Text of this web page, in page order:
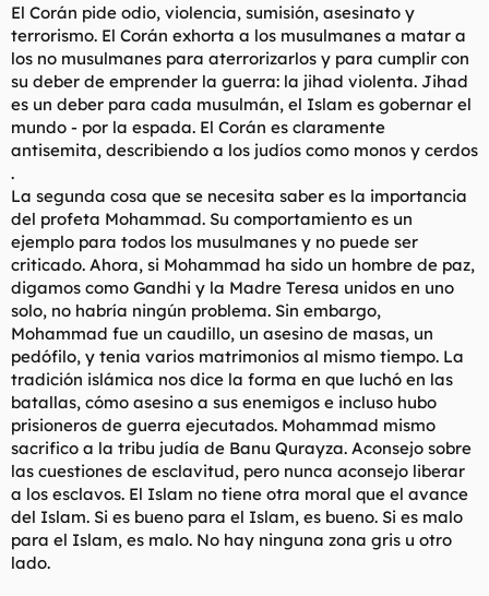
El Corán pide odio, violencia, sumisión, asesinato y
terrorismo. El Corán exhorta a los musulmanes a matar a
los no musulmanes para aterrorizarlos y para cumplir con
su deber de emprender la guerra: la jihad violenta. Jihad
es un deber para cada musulmán, el Islam es gobernar el
mundo - por la espada. El Corán es claramente
antisemita, describiendo a los judíos como monos y cerdos
.
La segunda cosa que se necesita saber es la importancia
del profeta Mohammad. Su comportamiento es un
ejemplo para todos los musulmanes y no puede ser
criticado. Ahora, si Mohammad ha sido un hombre de paz,
digamos como Gandhi y la Madre Teresa unidos en uno
solo, no habría ningún problema. Sin embargo,
Mohammad fue un caudillo, un asesino de masas, un
pedófilo, y tenia varios matrimonios al mismo tiempo. La
tradición islámica nos dice la forma en que luchó en las
batallas, cómo asesino a sus enemigos e incluso hubo
prisioneros de guerra ejecutados. Mohammad mismo
sacrifico a la tribu judía de Banu Qurayza. Aconsejo sobre
las cuestiones de esclavitud, pero nunca aconsejo liberar
a los esclavos. El Islam no tiene otra moral que el avance
del Islam. Si es bueno para el Islam, es bueno. Si es malo
para el Islam, es malo. No hay ninguna zona gris u otro
lado.